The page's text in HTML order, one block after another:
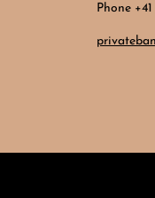
Phone